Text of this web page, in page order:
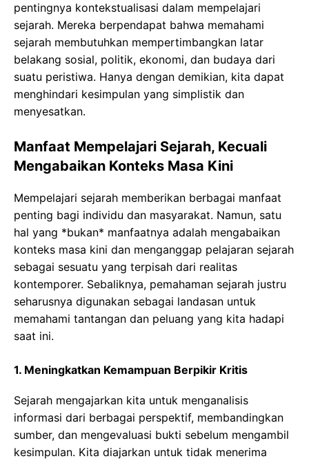
pentingnya kontekstualisasi dalam mempelajari
sejarah. Mereka berpendapat bahwa memahami
sejarah membutuhkan mempertimbangkan latar
belakang sosial, politik, ekonomi, dan budaya dari
suatu peristiwa. Hanya dengan demikian, kita dapat
menghindari kesimpulan yang simplistik dan
menyesatkan.
Manfaat Mempelajari Sejarah, Kecuali
Mengabaikan Konteks Masa Kini
Mempelajari sejarah memberikan berbagai manfaat
penting bagi individu dan masyarakat. Namun, satu
hal yang *bukan* manfaatnya adalah mengabaikan
konteks masa kini dan menganggap pelajaran sejarah
sebagai sesuatu yang terpisah dari realitas
kontemporer. Sebaliknya, pemahaman sejarah justru
seharusnya digunakan sebagai landasan untuk
memahami tantangan dan peluang yang kita hadapi
saat ini.
1. Meningkatkan Kemampuan Berpikir Kritis
Sejarah mengajarkan kita untuk menganalisis
informasi dari berbagai perspektif, membandingkan
sumber, dan mengevaluasi bukti sebelum mengambil
kesimpulan. Kita diajarkan untuk tidak menerima